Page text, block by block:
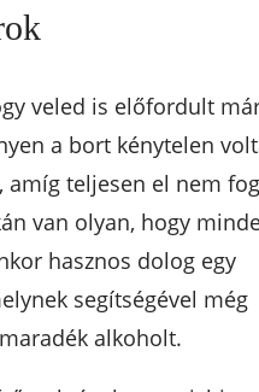
veled is előfordult
a bort kénytelen
teljesen el nem
van olyan, hogy
hasznos dolog egy
segítségével még
alkoholt.